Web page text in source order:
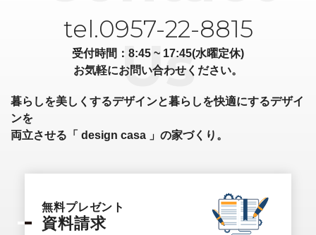
tel.0957-22-8815
受付時間：8:45 ~ 17:45(水曜定休)
お気軽にお問い合わせください。
暮らしを美しくするデザインと暮らしを快適にするデザイ
ンを
両立させる「 design casa 」の家づくり。
無料プレゼント
資料請求